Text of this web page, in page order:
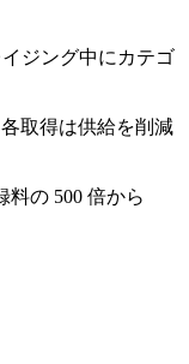
ジング中にカテゴ
取得は供給を削減
の 500 倍から